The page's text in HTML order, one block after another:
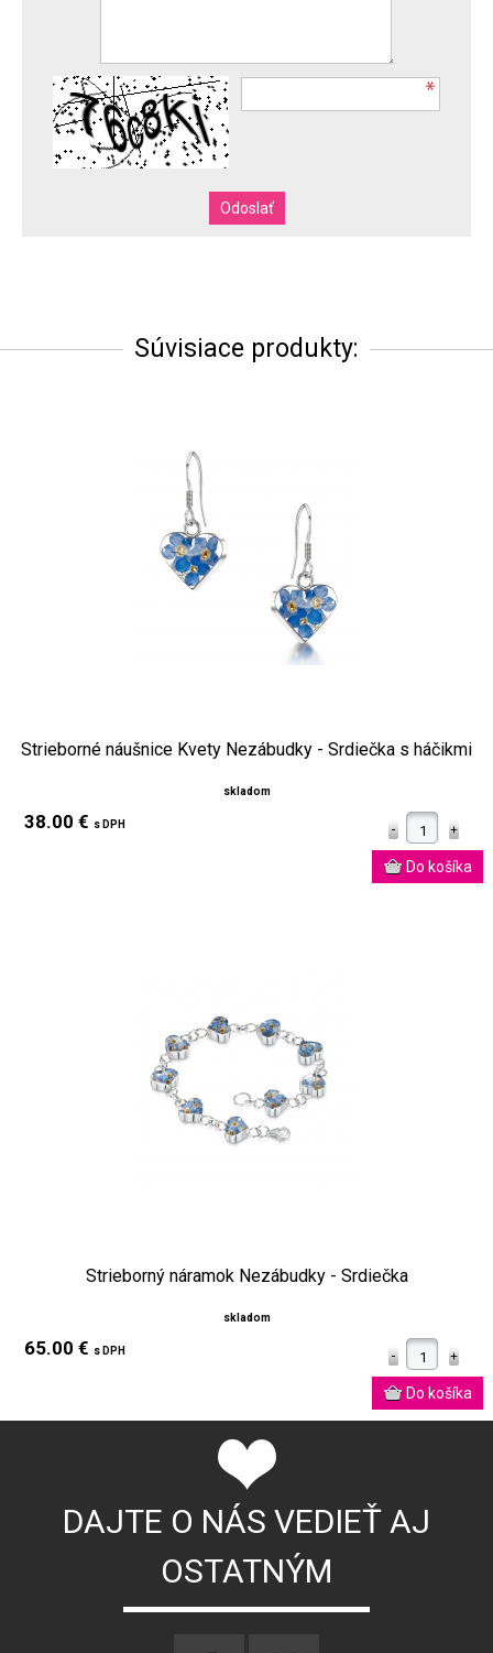
Súvisiace produkty:
Strieborné náušnice Kvety Nezábudky - Srdiečka s háčikmi
skladom
38.00 € s DPH
Strieborný náramok Nezábudky - Srdiečka
skladom
65.00 € s DPH
DAJTE O NÁS VEDIEŤ AJ
OSTATNÝM